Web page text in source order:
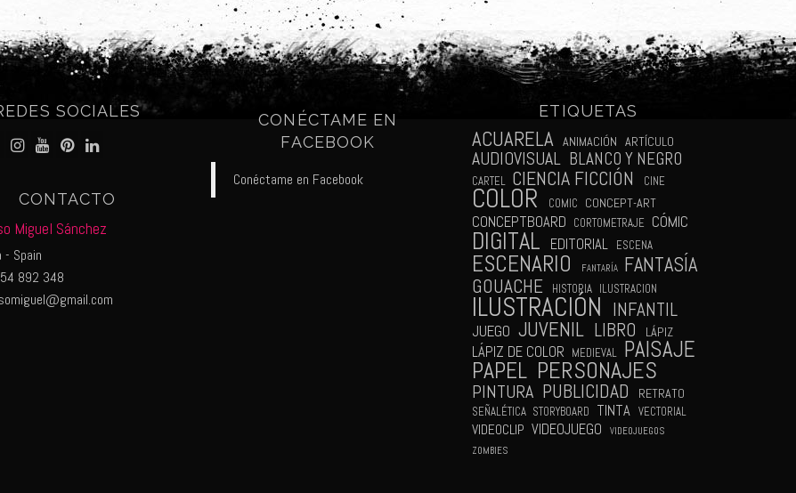
SOCIALES
CONTACTO
Miguel Sánchez
- Spain
892 348
CONÉCTAME EN
FACEBOOK
Conéctame en Facebook
ETIQUETAS
ACUARELA ANIMACIÓN ARTÍCULO
AUDIOVISUAL BLANCO Y NEGRO
CARTEL CIENCIA FICCIÓN CINE
COLOR COMIC CONCEPT-ART
CONCEPTBOARD CORTOMETRAJE CÓMIC
DIGITAL EDITORIAL ESCENA
ESCENARIO FANTARÍA FANTASÍA
GOUACHE HISTORIA ILUSTRACION
ILUSTRACIÓN INFANTIL
JUEGO JUVENIL LIBRO LÁPIZ
LÁPIZ DE COLOR MEDIEVAL PAISAJE
PAPEL PERSONAJES
PINTURA PUBLICIDAD RETRATO
SEÑALÉTICA STORYBOARD TINTA VECTORIAL
VIDEOCLIP VIDEOJUEGO
VIDEOJUEGOS
ZOMBIES